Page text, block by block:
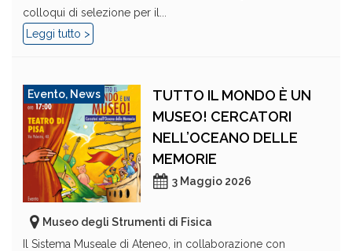
colloqui di selezione per il...
Leggi tutto >
Evento, News
TUTTO IL MONDO È UN
MUSEO! CERCATORI
NELL’OCEANO DELLE
MEMORIE
3 Maggio 2026
Museo degli Strumenti di Fisica
Il Sistema Museale di Ateneo, in collaborazione con